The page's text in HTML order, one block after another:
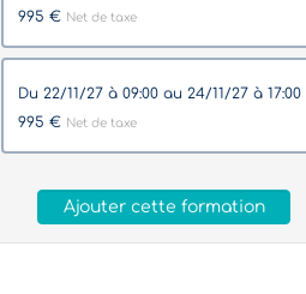
995 € Net de taxe
du 22/11/27 à 09:00 au 24/11/27 à 17:00
995 € Net de taxe
Ajouter cette formation